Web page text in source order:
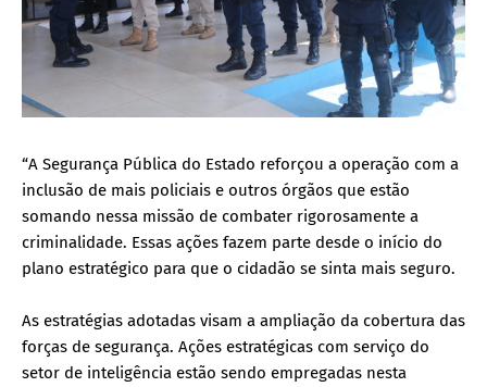
“A Segurança Pública do Estado reforçou a operação com a
inclusão de mais policiais e outros órgãos que estão
somando nessa missão de combater rigorosamente a
criminalidade. Essas ações fazem parte desde o início do
plano estratégico para que o cidadão se sinta mais seguro.
As estratégias adotadas visam a ampliação da cobertura das
forças de segurança. Ações estratégicas com serviço do
setor de inteligência estão sendo empregadas nesta